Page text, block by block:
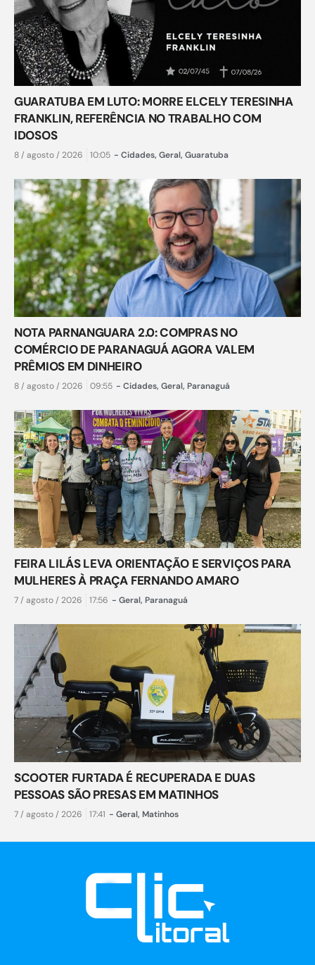
GUARATUBA EM LUTO: MORRE ELCELY TERESINHA
FRANKLIN, REFERÊNCIA NO TRABALHO COM
IDOSOS
8 / agosto / 2026 10:05 - Cidades, Geral, Guaratuba
NOTA PARNANGUARA 2.0: COMPRAS NO
COMÉRCIO DE PARANAGUÁ AGORA VALEM
PRÊMIOS EM DINHEIRO
8 / agosto / 2026 09:55 - Cidades, Geral, Paranaguá
FEIRA LILÁS LEVA ORIENTAÇÃO E SERVIÇOS PARA
MULHERES À PRAÇA FERNANDO AMARO
7 / agosto / 2026 17:56 - Geral, Paranaguá
SCOOTER FURTADA É RECUPERADA E DUAS
PESSOAS SÃO PRESAS EM MATINHOS
7 / agosto / 2026 17:41 - Geral, Matinhos